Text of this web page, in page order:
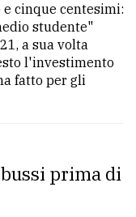
cinque centesimi:
studente"
a sua volta
l'investimento
fatto per gli
prima di